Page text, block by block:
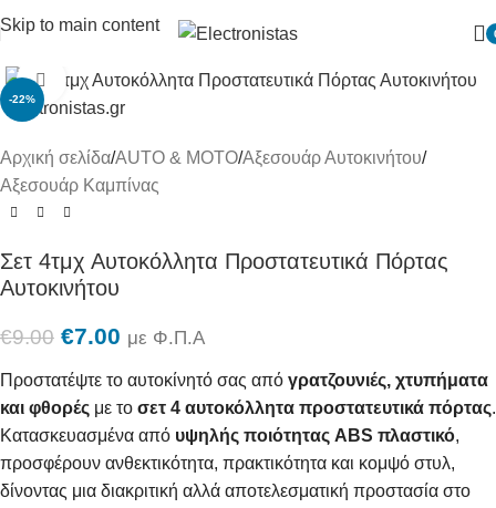
Skip to main content
-22%
Πατήστε για μεγένθυση
Αρχική σελίδα/AUTO & MOTO/Αξεσουάρ Αυτοκινήτου/
Αξεσουάρ Καμπίνας
Σετ 4τμχ Αυτοκόλλητα Προστατευτικά Πόρτας
Αυτοκινήτου
€9.00 €7.00 με Φ.Π.Α
Προστατέψτε το αυτοκίνητό σας από γρατζουνιές, χτυπήματα
και φθορές με το σετ 4 αυτοκόλλητα προστατευτικά πόρτας.
Κατασκευασμένα από υψηλής ποιότητας ABS πλαστικό,
προσφέρουν ανθεκτικότητα, πρακτικότητα και κομψό στυλ,
δίνοντας μια διακριτική αλλά αποτελεσματική προστασία στο